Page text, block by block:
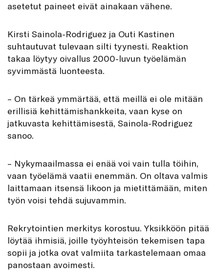
asetetut paineet eivät ainakaan vähene.
Kirsti Sainola-Rodriguez ja Outi Kastinen
suhtautuvat tulevaan silti tyynesti. Reaktion
takaa löytyy oivallus 2000-luvun työelämän
syvimmästä luonteesta.
– On tärkeä ymmärtää, että meillä ei ole mitään
erillisiä kehittämishankkeita, vaan kyse on
jatkuvasta kehittämisestä, Sainola-Rodriguez
sanoo.
– Nykymaailmassa ei enää voi vain tulla töihin,
vaan työelämä vaatii enemmän. On oltava valmis
laittamaan itsensä likoon ja mietittämään, miten
työn voisi tehdä sujuvammin.
Rekrytointien merkitys korostuu. Yksikköön pitää
löytää ihmisiä, joille työyhteisön tekemisen tapa
sopii ja jotka ovat valmiita tarkastelemaan omaa
panostaan avoimesti.